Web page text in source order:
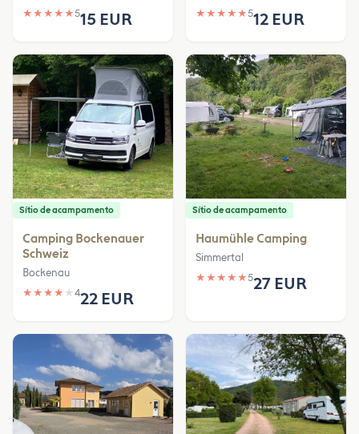
★ ★ ★ ★ ★515 EUR ★ ★ ★ ★ ★512 EUR
Sítio de acampamento
Camping Bockenauer
Schweiz
Bockenau
★ ★ ★ ★ ★ 422 EUR
Sítio de acampamento
Haumühle Camping
Simmertal
★ ★ ★ ★ ★527 EUR